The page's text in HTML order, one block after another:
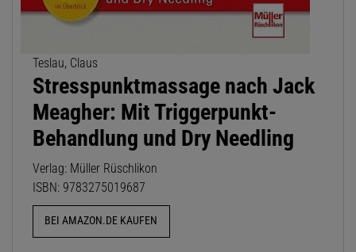
Teslau, Claus
Stresspunktmassage nach Jack
Meagher: Mit Triggerpunkt-
Behandlung und Dry Needling
Verlag: Müller Rüschlikon
ISBN: 9783275019687
BEI AMAZON.DE KAUFEN